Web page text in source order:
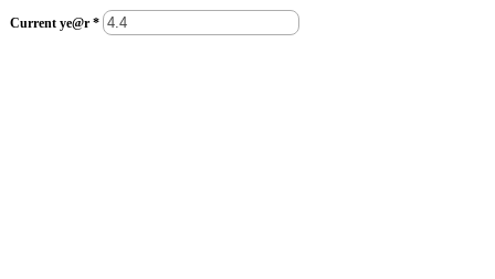
Current ye@r *